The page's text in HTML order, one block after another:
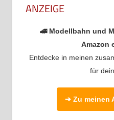
ANZEIGE
🚄 Modellbahn und
Amazon
Entdecke in meinen
für
➔ Zu meinen